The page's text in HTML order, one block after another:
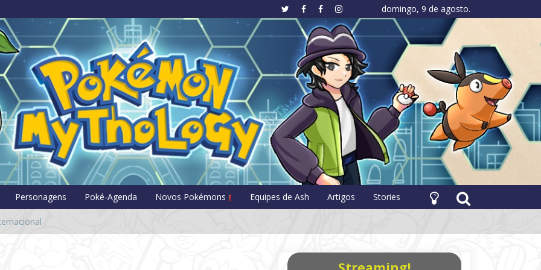
domingo, 9 de agosto.
Pokémon Mythology
Personagens Poké-Agenda Novos Pokémons Equipes de Ash Artigos Stories